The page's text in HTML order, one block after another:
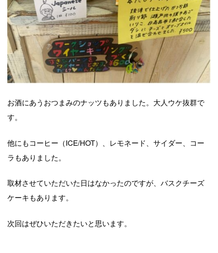
お酒にあうおつまみのナッツもありました。大人ウケ抜群で
す。
他にもコーヒー（ICE/HOT）、レモネード、サイダー、コー
ラもありました。
取材させていただいた日はなかったのですが、バスクチーズ
ケーキもあります。
次回はぜひいただきたいと思います。